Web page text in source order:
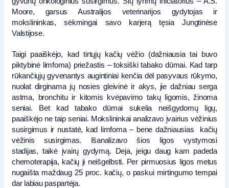
Moore, garsus Australijos veterinarijos gydytojas ir
mokslininkas, sėkmingai savo karjerą tęsia Jungtinėse
Valstijose.
Taigi paaiškėjo, kad tirtųjų kačių vėžio (dažniausia tai buvo
piktybinė limfoma) priežastis – toksiški tabako dūmai. Kad tarp
rūkančiųjų gyvenantys augintiniai kenčia dėl pasyvaus rūkymo,
nuolat dirginama jų nosies gleivinė ir akys, jie dažniau serga
astma, bronchitu ir kitomis kvėpavimo takų ligomis, žinoma
seniai. Bet kad tabako dūmai sukelia neišgydomų ligų,
paaiškėjo ne taip seniai. Mokslininkai analizavo įvairius vėžinius
susirgimus ir nustatė, kad limfoma – bene dažniausias kačių
vėžinis susirgimas. Išanalizavo šios ligos vystymosi
stadijas, taikė įvairų gydymą. Deja, jeigu daug kam padeda
chemoterapija, kačių ji neišgelbsti. Per pirmuosius ligos metus
nugaišta maždaug 25 proc. kačių, o paskui mirtingumo tempai
dar labiau paspartėja.